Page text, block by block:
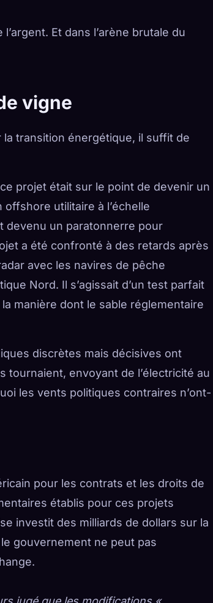
Et dans l’arène brutale du
vigne
transition énergétique, il suffit de
projet était sur le point de devenir un
utilitaire à l’échelle
devenu un paratonnerre pour
a été confronté à des retards après
avec les navires de pêche
Nord. Il s’agissait d’un test parfait
manière dont le sable réglementaire
discrètes mais décisives ont
tournaient, envoyant de l’électricité au
les vents politiques contraires n’ont-
pour les contrats et les droits de
établis pour ces projets
investit des milliards de dollars sur la
gouvernement ne peut pas